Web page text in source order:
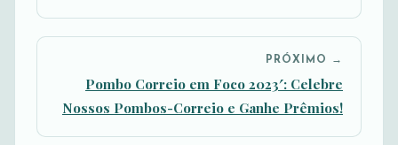
PRÓXIMO →
Pombo Correio em Foco 2023′: Celebre
Nossos Pombos-Correio e Ganhe Prêmios!